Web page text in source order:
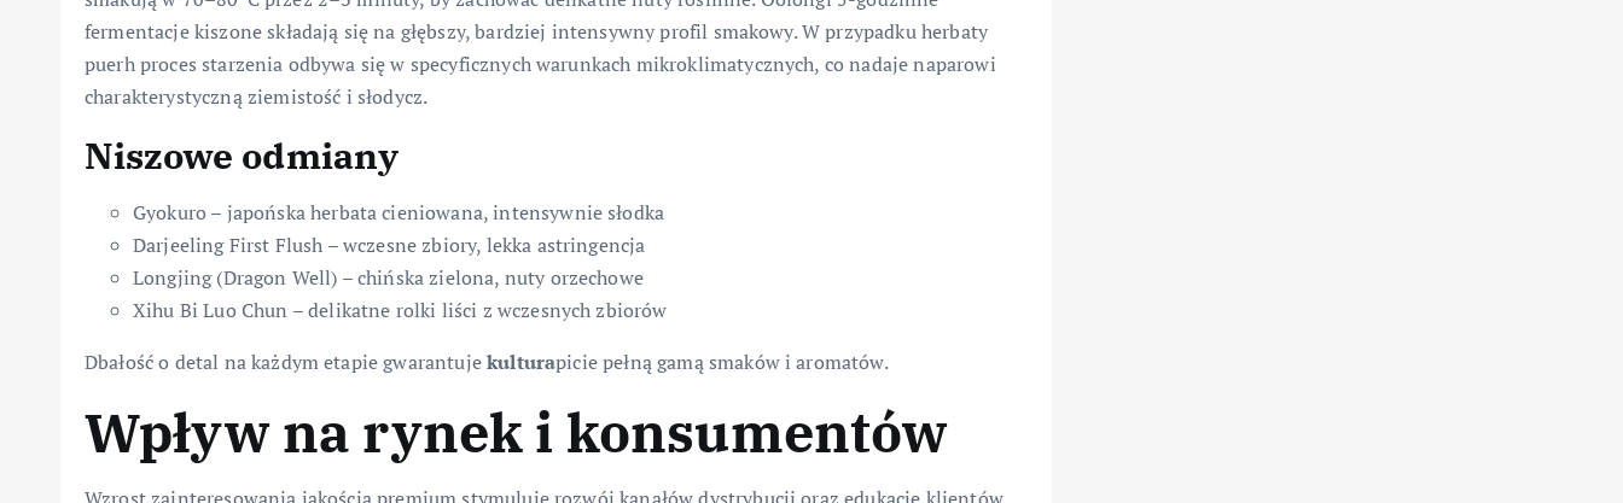
fermentacje kiszone składają się na głębszy, bardziej intensywny profil smakowy. W przypadku herbaty
puerh proces starzenia odbywa się w specyficznych warunkach mikroklimatycznych, co nadaje naparowi
charakterystyczną ziemistość i słodycz.
Niszowe odmiany
Gyokuro – japońska herbata cieniowana, intensywnie słodka
Darjeeling First Flush – wczesne zbiory, lekka astringencja
Longjing (Dragon Well) – chińska zielona, nuty orzechowe
Xihu Bi Luo Chun – delikatne rolki liści z wczesnych zbiorów
Dbałość o detal na każdym etapie gwarantujekulturapicie pełną gamą smaków i aromatów.
Wpływ na rynek i konsumentów